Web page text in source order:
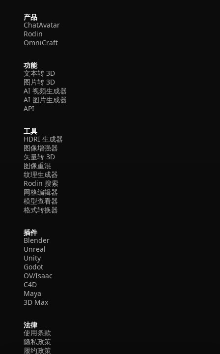
产品
ChatAvatar
Rodin
OmniCraft
功能
文本转 3D
图片转 3D
AI 视频生成器
AI 图片生成器
API
工具
HDRI 生成器
图像增强器
矢量转 3D
图像重混
纹理生成器
Rodin 搜索
网格编辑器
模型查看器
格式转换器
插件
Blender
Unreal
Unity
Godot
OV/Isaac
C4D
Maya
3D Max
法律
使用条款
隐私政策
履约政策